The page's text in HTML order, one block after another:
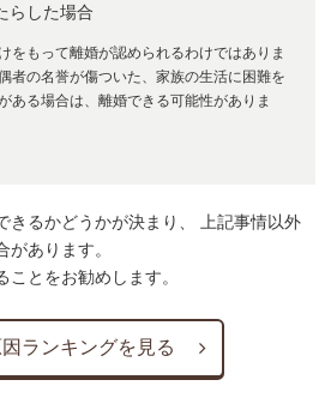
らした場合
をもって離婚が認められるわけではありま
者の名誉が傷ついた、家族の生活に困難を
ある場合は、離婚できる可能性がありま
きるかどうかが決まり、 上記事情以外
があります。
ことをお勧めします。
ランキングを見る